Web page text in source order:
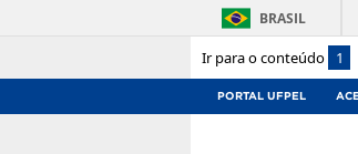
Ir para o conteúdo 1
BRASIL
PORTAL UFPEL